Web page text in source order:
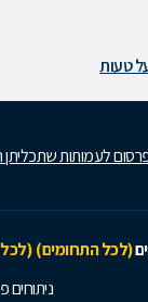
טעות
לעמותות
(לכל התחומים)
ניתוחים